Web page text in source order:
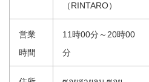
（RINTARO）
営業
時間
11時00分～20時00
分